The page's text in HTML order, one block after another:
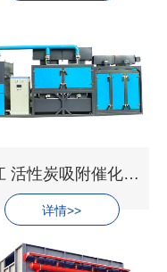
潜江 活性炭吸附催化燃烧设备 STL-RS-20000
详情>>